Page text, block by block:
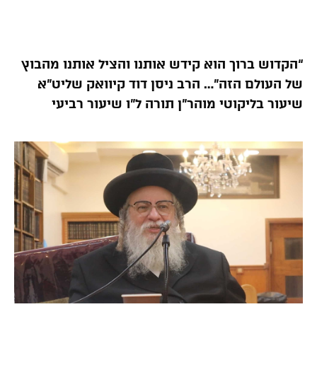
“הקדוש ברוך הוא קידש אותנו והציל אותנו מהבוץ
של העולם הזה”… הרב ניסן דוד קיוואק שליט”א
שיעור בליקוטי מוהר”ן תורה ל”ו שיעור רביעי